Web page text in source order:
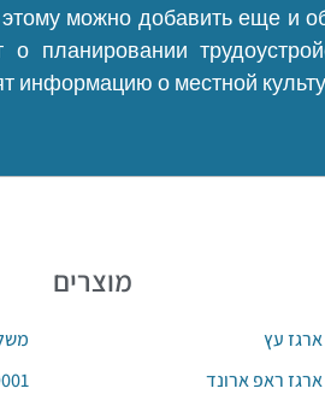
можно добавить еще и
планировании
информацию о местной
מוצרים
ארגז עץ
ארגז ראפ ארונד